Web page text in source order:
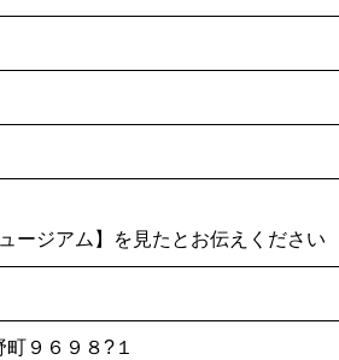
ージアム】を見たとお伝えください
９６９８?１